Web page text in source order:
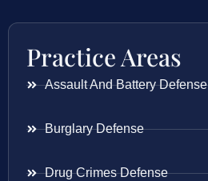
Practice Areas
Assault And Battery Defense
Burglary Defense
Drug Crimes Defense